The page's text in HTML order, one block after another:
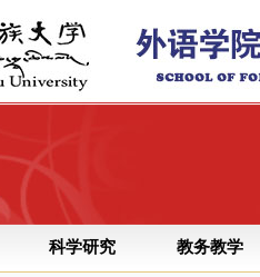
科学研究 教务教学